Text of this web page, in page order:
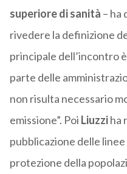
superiore di sanità – ha
rivedere la definizione
principale dell’incontro
parte delle
non risulta necessario
emissione”. Poi Liuzziha
pubblicazione delle linee
protezione della